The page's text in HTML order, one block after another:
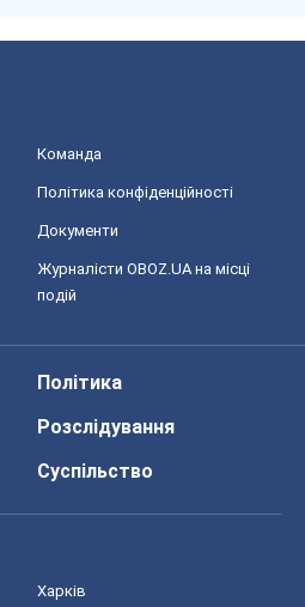
Команда
Політика конфіденційності
Документи
Журналісти OBOZ.UA на місці
подій
Політика
Розслідування
Суспільство
Харків